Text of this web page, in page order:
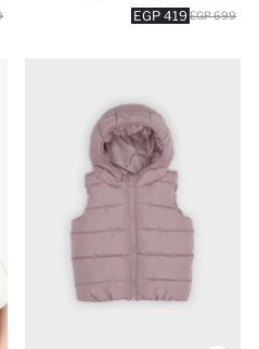
419 EGP 699 EGP